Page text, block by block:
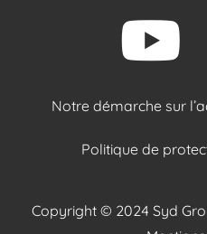
Notre démarche sur
Politique de
Copyright © 2024 Syd